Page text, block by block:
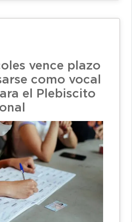
vence plazo
como vocal
el Plebiscito